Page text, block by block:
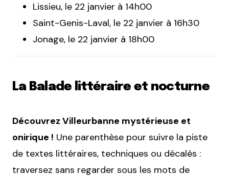
Lissieu, le 22 janvier à 14h00
Saint-Genis-Laval, le 22 janvier à 16h30
Jonage, le 22 janvier à 18h00
La Balade littéraire et nocturne
Découvrez Villeurbanne mystérieuse et
onirique ! Une parenthèse pour suivre la piste
de textes littéraires, techniques ou décalés :
traversez sans regarder sous les mots de